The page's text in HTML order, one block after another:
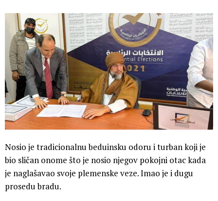
Nosio je tradicionalnu beduinsku odoru i turban koji je
bio sličan onome što je nosio njegov pokojni otac kada
je naglašavao svoje plemenske veze. Imao je i dugu
prosedu bradu.